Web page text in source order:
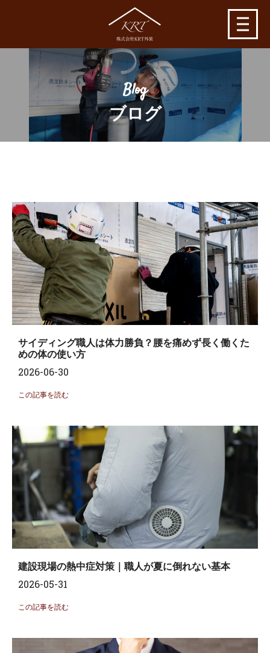
Blog
ブログ
サイディング職人は体力勝負？腰を痛めず長く働くた
めの体の使い方
2026-06-30
この記事を読む
建設現場の熱中症対策｜職人が夏に倒れない基本
2026-05-31
この記事を読む